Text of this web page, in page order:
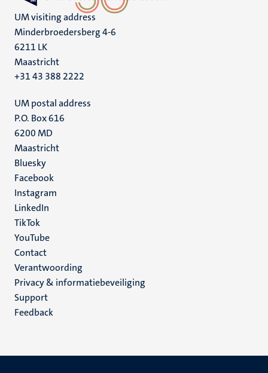
UM visiting address
Minderbroedersberg 4-6
6211 LK
Maastricht
+31 43 388 2222
UM postal address
P.O. Box 616
6200 MD
Maastricht
Social
media
Bluesky
Facebook
Instagram
LinkedIn
TikTok
YouTube
Menu
footer
(NL)
Contact
Verantwoording
Privacy & informatiebeveiliging
Support
Feedback